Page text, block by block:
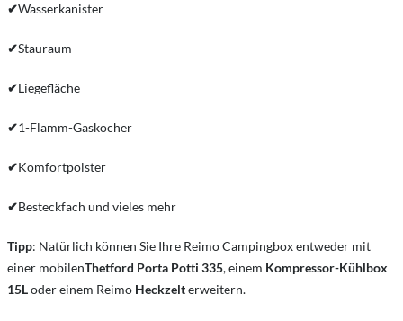
✔Wasserkanister
✔Stauraum
✔Liegefläche
✔1-Flamm-Gaskocher
✔Komfortpolster
✔Besteckfach und vieles mehr
Tipp: Natürlich können Sie Ihre Reimo Campingbox entweder mit
einer mobilenThetford Porta Potti 335, einem Kompressor-Kühlbox
15Loder einem Reimo Heckzelterweitern.